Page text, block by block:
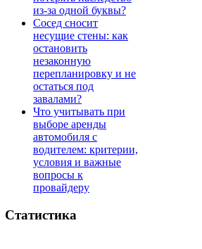
из-за одной буквы?
Сосед сносит
несущие стены: как
остановить
незаконную
перепланировку и не
остаться под
завалами?
Что учитывать при
выборе аренды
автомобиля с
водителем: критерии,
условия и важные
вопросы к
провайдеру
Статистика